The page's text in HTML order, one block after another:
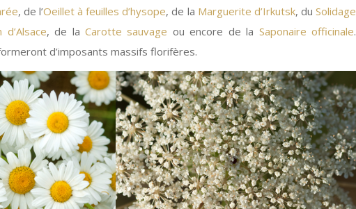
, de l’Oeillet à feuilles d’hysope, de la Marguerite d’Irkutsk, duSolidage
d’Alsace, de laCarotte sauvage ou encore de la Saponaire officinale.
d’imposants massifs florifères.